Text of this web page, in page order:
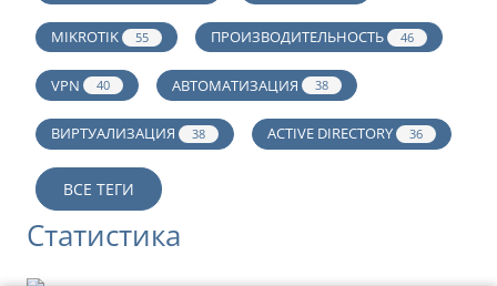
MIKROTIK 55 ПРОИЗВОДИТЕЛЬНОСТЬ 46
VPN 40 АВТОМАТИЗАЦИЯ 38
ВИРТУАЛИЗАЦИЯ 38 ACTIVE DIRECTORY 36
ВСЕ ТЕГИ
Статистика